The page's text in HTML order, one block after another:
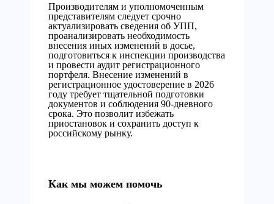
Производителям и уполномоченным
представителям следует срочно
актуализировать сведения об УПП,
проанализировать необходимость
внесения иных изменений в досье,
подготовиться к инспекции производства
и провести аудит регистрационного
портфеля. Внесение изменений в
регистрационное удостоверение в 2026
году требует тщательной подготовки
документов и соблюдения 90-дневного
срока. Это позволит избежать
приостановок и сохранить доступ к
российскому рынку.
Как мы можем помочь